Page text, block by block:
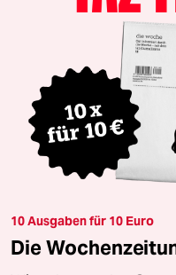
10 Ausgaben für 10 Euro
Die